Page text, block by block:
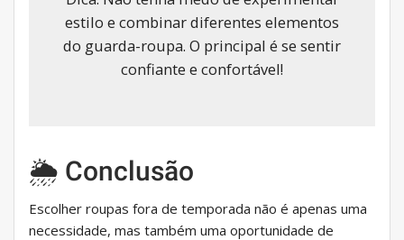
estilo e combinar diferentes elementos
do guarda-roupa. O principal é se sentir
confiante e confortável!
🌦 Conclusão
Escolher roupas fora de temporada não é apenas uma
necessidade, mas também uma oportunidade de